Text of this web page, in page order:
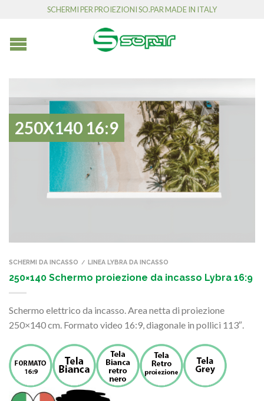
SCHERMI PER PROIEZIONI SO.PAR MADE IN ITALY
250X140 16:9
SCHERMI DA INCASSO / LINEA LYBRA DA INCASSO
250×140 Schermo proiezione da incasso Lybra 16:9
Schermo elettrico da incasso. Area netta di proiezione
250×140 cm. Formato video 16:9, diagonale in pollici 113″.